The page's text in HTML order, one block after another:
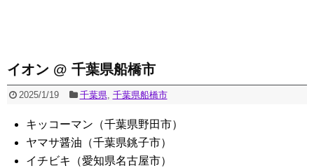
イオン @ 千葉県船橋市
2025/1/19 千葉県, 千葉県船橋市
キッコーマン（千葉県野田市）
ヤマサ醤油（千葉県銚子市）
イチビキ（愛知県名古屋市）